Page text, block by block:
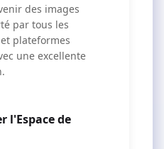
des images
par tous les
plateformes
une excellente
l'Espace de